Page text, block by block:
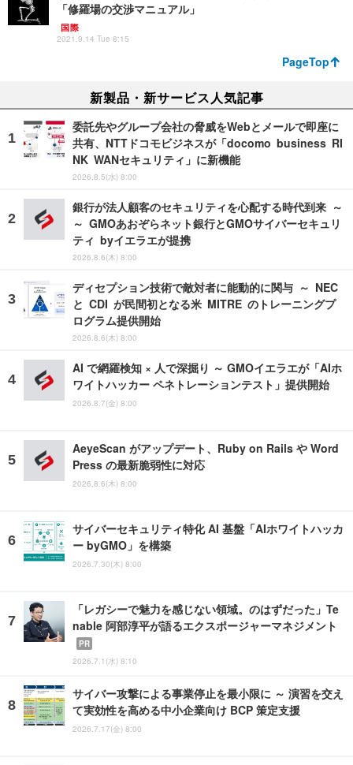
「修羅場の交渉マニュアル」
国際
2021.9.14 Tue 8:15
PageTop
新製品・新サービス人気記事
委託先やグループ会社の脅威をWebとメールで即座に
共有、NTTドコモビジネスが「docomo business RI
NK WANセキュリティ」に新機能
2026.8.5(水) 8:00
銀行が法人顧客のセキュリティを心配する時代到来 ～
～ GMOあおぞらネット銀行とGMOサイバーセキュリ
ティ byイエラエが提携
2026.8.6(木) 8:00
ディセプション技術で敵対者に能動的に関与 ～ NEC
と CDI が民間初となる米 MITRE のトレーニングプ
ログラム提供開始
2026.8.6(木) 8:00
AI で網羅検知 × 人で深掘り ～ GMOイエラエが「AIホ
ワイトハッカー ペネトレーションテスト」提供開始
2026.8.7(金) 8:00
AeyeScan がアップデート、Ruby on Rails や Word
Press の最新脆弱性に対応
2026.8.6(木) 8:00
サイバーセキュリティ特化 AI 基盤「AIホワイトハッカ
ー byGMO」を構築
2026.7.30(木) 8:00
「レガシーで魅力を感じない領域。のはずだった」Te
nable 阿部淳平が語るエクスポージャーマネジメント
PR
2026.7.1(水) 8:10
サイバー攻撃による事業停止を最小限に ～ 演習を交え
て実効性を高める中小企業向け BCP 策定支援
2026.7.17(金) 8:00